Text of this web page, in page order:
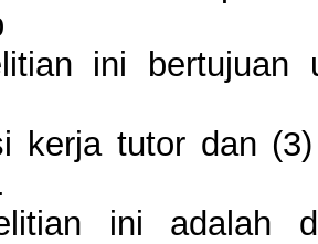
ini bertujuan
kerja tutor dan
ini adalah